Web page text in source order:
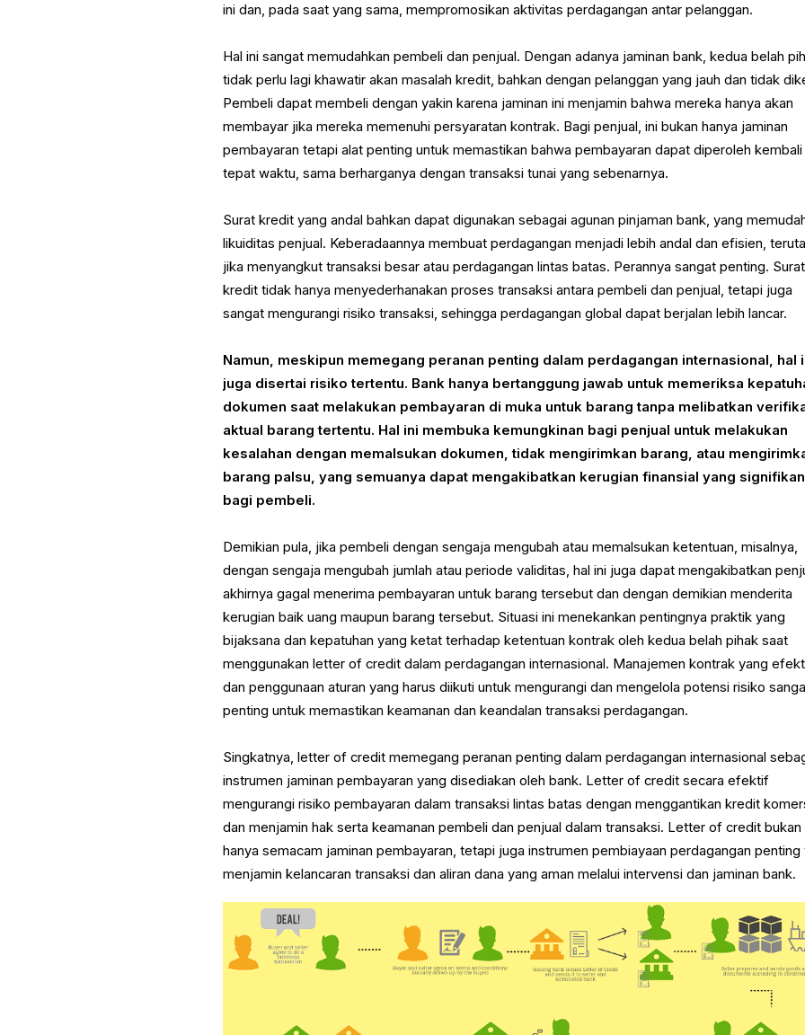
ini dan, pada saat yang sama, mempromosikan aktivitas perdagangan antar pelanggan.
Hal ini sangat memudahkan pembeli dan penjual. Dengan adanya jaminan bank, kedua belah
tidak perlu lagi khawatir akan masalah kredit, bahkan dengan pelanggan yang jauh dan tidak
Pembeli dapat membeli dengan yakin karena jaminan ini menjamin bahwa mereka hanya akan
membayar jika mereka memenuhi persyaratan kontrak. Bagi penjual, ini bukan hanya jaminan
pembayaran tetapi alat penting untuk memastikan bahwa pembayaran dapat diperoleh kembali
tepat waktu, sama berharganya dengan transaksi tunai yang sebenarnya.
Surat kredit yang andal bahkan dapat digunakan sebagai agunan pinjaman bank, yang
likuiditas penjual. Keberadaannya membuat perdagangan menjadi lebih andal dan efisien,
jika menyangkut transaksi besar atau perdagangan lintas batas. Perannya sangat penting. Surat
kredit tidak hanya menyederhanakan proses transaksi antara pembeli dan penjual, tetapi juga
sangat mengurangi risiko transaksi, sehingga perdagangan global dapat berjalan lebih lancar.
Namun, meskipun memegang peranan penting dalam perdagangan internasional, hal
juga disertai risiko tertentu. Bank hanya bertanggung jawab untuk memeriksa
dokumen saat melakukan pembayaran di muka untuk barang tanpa melibatkan
aktual barang tertentu. Hal ini membuka kemungkinan bagi penjual untuk melakukan
kesalahan dengan memalsukan dokumen, tidak mengirimkan barang, atau
barang palsu, yang semuanya dapat mengakibatkan kerugian finansial yang signifikan
bagi pembeli.
Demikian pula, jika pembeli dengan sengaja mengubah atau memalsukan ketentuan, misalnya,
dengan sengaja mengubah jumlah atau periode validitas, hal ini juga dapat mengakibatkan
akhirnya gagal menerima pembayaran untuk barang tersebut dan dengan demikian menderita
kerugian baik uang maupun barang tersebut. Situasi ini menekankan pentingnya praktik yang
bijaksana dan kepatuhan yang ketat terhadap ketentuan kontrak oleh kedua belah pihak saat
menggunakan letter of credit dalam perdagangan internasional. Manajemen kontrak yang
dan penggunaan aturan yang harus diikuti untuk mengurangi dan mengelola potensi risiko
penting untuk memastikan keamanan dan keandalan transaksi perdagangan.
Singkatnya, letter of credit memegang peranan penting dalam perdagangan internasional
instrumen jaminan pembayaran yang disediakan oleh bank. Letter of credit secara efektif
mengurangi risiko pembayaran dalam transaksi lintas batas dengan menggantikan kredit
dan menjamin hak serta keamanan pembeli dan penjual dalam transaksi. Letter of credit bukan
hanya semacam jaminan pembayaran, tetapi juga instrumen pembiayaan perdagangan penting
menjamin kelancaran transaksi dan aliran dana yang aman melalui intervensi dan jaminan bank.